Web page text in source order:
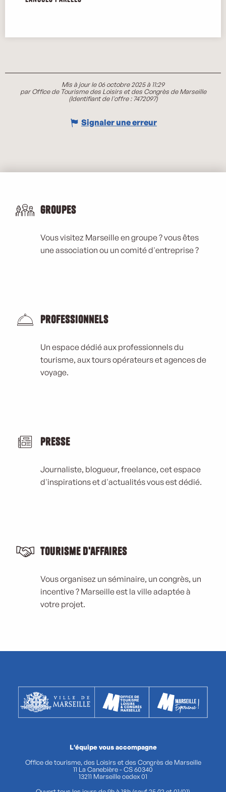
Mis à jour le 06 octobre 2025 à 11:29
par Office de Tourisme des Loisirs et des Congrès de Marseille
(Identifiant de l'offre : 7472097)
Signaler une erreur
Groupes
Vous visitez Marseille en groupe ? vous êtes
une association ou un comité d'entreprise ?
Professionnels
Un espace dédié aux professionnels du
tourisme, aux tours opérateurs et agences de
voyage.
Presse
Journaliste, blogueur, freelance, cet espace
d'inspirations et d'actualités vous est dédié.
Tourisme d'affaires
Vous organisez un séminaire, un congrès, un
incentive ? Marseille est la ville adaptée à
votre projet.
L'équipe vous accompagne
Office de tourisme, des Loisirs et des Congrès de Marseille
11 La Canebière - CS 60340
13211 Marseille cedex 01